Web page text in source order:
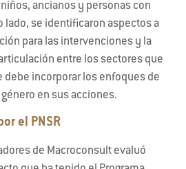
ancianos y personas con
lado, se identificaron aspectos a
para las intervenciones y la
entre los sectores que
debe incorporar los enfoques de
en sus acciones.
el PNSR
de Macroconsult evaluó